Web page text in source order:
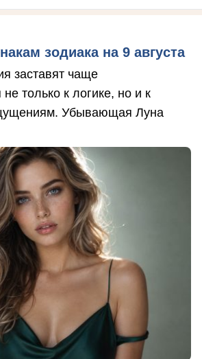
зодиака на 9 августа
заставят чаще
только к логике, но и к
Убывающая Луна